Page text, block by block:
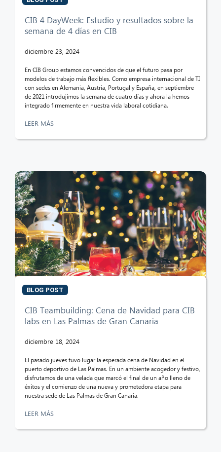
CIB 4 DayWeek: Estudio y resultados sobre la
semana de 4 días en CIB
diciembre 23, 2024
En CIB Group estamos convencidos de que el futuro pasa por
modelos de trabajo más flexibles. Como empresa internacional de TI
con sedes en Alemania, Austria, Portugal y España, en septiembre
de 2021 introdujimos la semana de cuatro días y ahora la hemos
integrado firmemente en nuestra vida laboral cotidiana.
LEER MÁS
BLOG POST
CIB Teambuilding: Cena de Navidad para CIB
labs en Las Palmas de Gran Canaria
diciembre 18, 2024
El pasado jueves tuvo lugar la esperada cena de Navidad en el
puerto deportivo de Las Palmas. En un ambiente acogedor y festivo,
disfrutamos de una velada que marcó el final de un año lleno de
éxitos y el comienzo de una nueva y prometedora etapa para
nuestra sede de Las Palmas de Gran Canaria.
LEER MÁS